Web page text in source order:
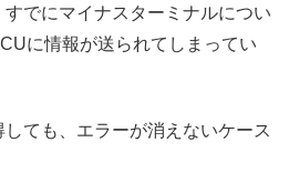
でにマイナスターミナルについ
に情報が送られてしまってい
ても、エラーが消えないケース